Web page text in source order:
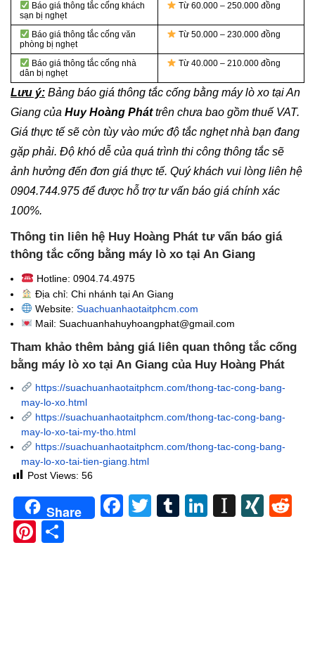
Báo giá thông tắc cống khách
sạn bị nghẹt
Từ 60.000 – 250.000 đồng
Báo giá thông tắc cống văn
phòng bị nghẹt
Từ 50.000 – 230.000 đồng
Báo giá thông tắc cống nhà
dân bị nghẹt
Từ 40.000 – 210.000 đồng
Lưu ý: Bảng báo giá thông tắc cống bằng máy lò xo tại An
Giang của Huy Hoàng Pháttrên chưa bao gồm thuế VAT.
Giá thực tế sẽ còn tùy vào mức độ tắc nghẹt nhà bạn đang
gặp phải. Độ khó dễ của quá trình thi công thông tắc sẽ
ảnh hưởng đến đơn giá thực tế. Quý khách vui lòng liên hệ
0904.744.975 để được hỗ trợ tư vấn báo giá chính xác
100%.
Thông tin liên hệ Huy Hoàng Phát tư vấn báo giá
thông tắc cống bằng máy lò xo tại An Giang
Hotline: 0904.74.4975
Địa chỉ: Chi nhánh tại An Giang
Website: Suachuanhaotaitphcm.com
Mail: Suachuanhahuyhoangphat@gmail.com
Tham khảo thêm bảng giá liên quan thông tắc cống
bằng máy lò xo tại An Giang của Huy Hoàng Phát
https://suachuanhaotaitphcm.com/thong-tac-cong-bang-
may-lo-xo.html
https://suachuanhaotaitphcm.com/thong-tac-cong-bang-
may-lo-xo-tai-my-tho.html
https://suachuanhaotaitphcm.com/thong-tac-cong-bang-
may-lo-xo-tai-tien-giang.html
Post Views: 56
Share Facebook
TwitterTumblrLinkedIn
Pinterest